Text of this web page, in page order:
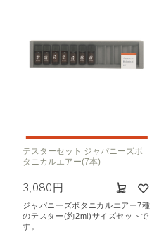
ユーカリ フローラル
ヒノキ 和
テスターセット ジャパニーズボ
タニカルエアー(7本)
3,080円
ジャパニーズボタニカルエアー7種
のテスター(約2ml)サイズセットで
す。